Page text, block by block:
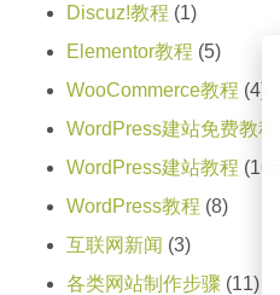
Discuz!教程 (1)
Elementor教程 (5)
WooCommerce教程 (4)
WordPress建站免费教程
WordPress建站教程 (165)
WordPress教程 (8)
互联网新闻 (3)
各类网站制作步骤 (11)